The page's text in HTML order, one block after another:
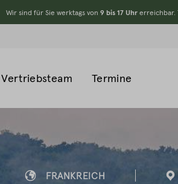
Wir sind für Sie werktags von 9 bis 17 Uhrerreichbar.
Vertriebsteam Termine
FRANKREICH